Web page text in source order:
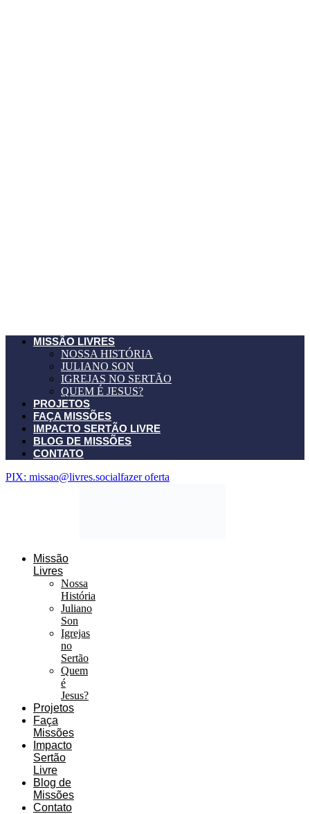
MISSÃO LIVRES
NOSSA HISTÓRIA
JULIANO SON
IGREJAS NO SERTÃO
QUEM É JESUS?
PROJETOS
FAÇA MISSÕES
IMPACTO SERTÃO LIVRE
BLOG DE MISSÕES
CONTATO
PIX: missao@livres.socialfazer oferta
Missão
Livres
Nossa
História
Juliano
Son
Igrejas
no
Sertão
Quem
é
Jesus?
Projetos
Faça
Missões
Impacto
Sertão
Livre
Blog de
Missões
Contato